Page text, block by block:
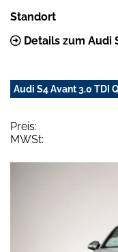
Standort
Details zum Audi
Audi S4 Avant 3.0
Preis:
MWSt: